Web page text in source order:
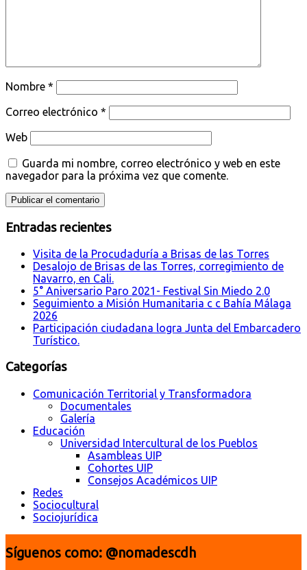
Nombre *
Correo electrónico *
Web
Guarda mi nombre, correo electrónico y web en este
navegador para la próxima vez que comente.
Entradas recientes
Visita de la Procudaduría a Brisas de las Torres
Desalojo de Brisas de las Torres, corregimiento de
Navarro, en Cali.
5° Aniversario Paro 2021- Festival Sin Miedo 2.0
Seguimiento a Misión Humanitaria c c Bahía Málaga
2026
Participación ciudadana logra Junta del Embarcadero
Turístico.
Categorías
Comunicación Territorial y Transformadora
Documentales
Galería
Educación
Universidad Intercultural de los Pueblos
Asambleas UIP
Cohortes UIP
Consejos Académicos UIP
Redes
Sociocultural
Sociojurídica
Síguenos como: @nomadescdh